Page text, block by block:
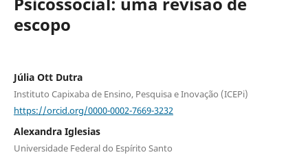
escopo
Júlia Ott Dutra
Instituto Capixaba de Ensino, Pesquisa e Inovação (ICEPi)
https://orcid.org/0000-0002-7669-3232
Alexandra Iglesias
Universidade Federal do Espírito Santo